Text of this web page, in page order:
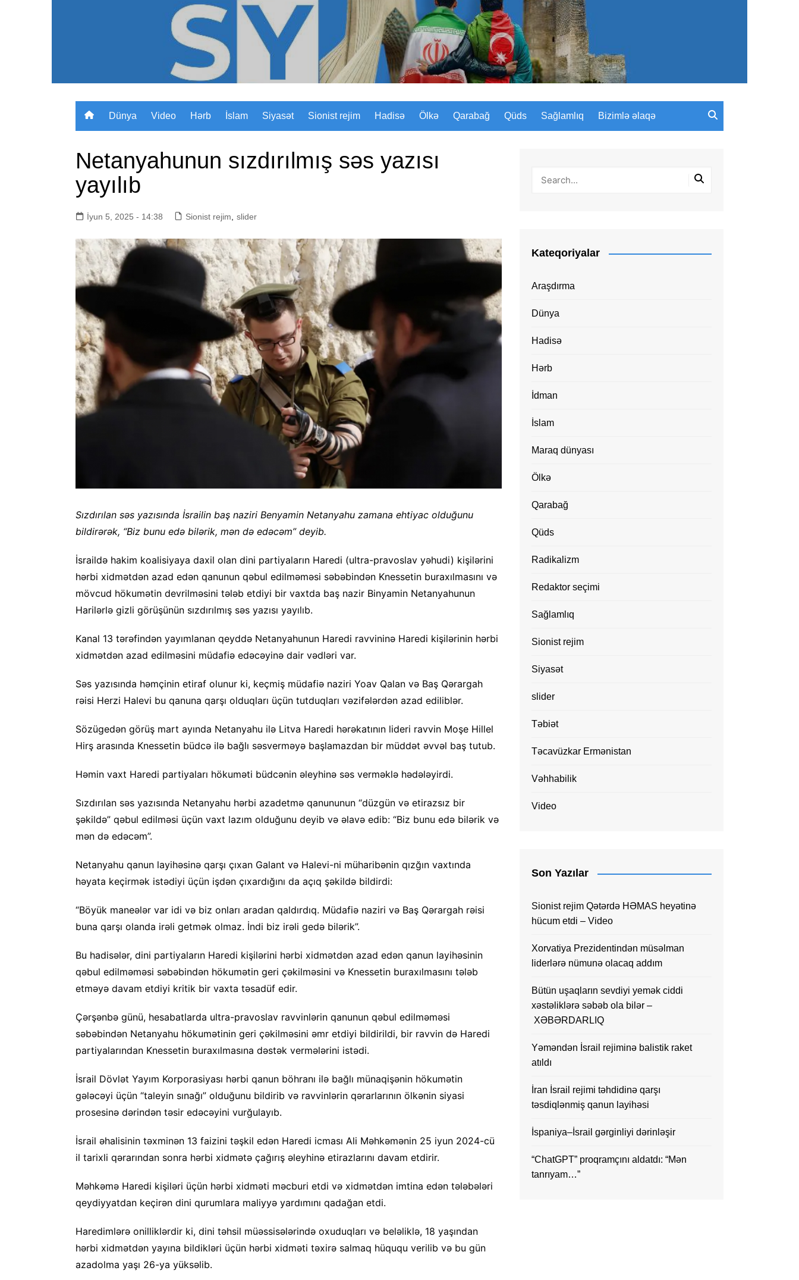
Sizinyol.org
Dünya Video Hərb İslam Siyasət Sionist rejim Hadisə Ölkə Qarabağ Qüds Sağlamlıq Bizimlə əlaqə
Netanyahunun sızdırılmış səs yazısı
yayılıb
İyun 5, 2025 - 14:38 Sionist rejim slider
Sızdırılan səs yazısında İsrailin baş naziri Benyamin Netanyahu zamana ehtiyac olduğunu
bildirərək, “Biz bunu edə bilərik, mən də edəcəm” deyib.
İsraildə hakim koalisiyaya daxil olan dini partiyaların Haredi (ultra-pravoslav yəhudi) kişilərini
hərbi xidmətdən azad edən qanunun qəbul edilməməsi səbəbindən Knessetin buraxılmasını və
mövcud hökumətin devrilməsini tələb etdiyi bir vaxtda baş nazir Binyamin Netanyahunun
Harilərlə gizli görüşünün sızdırılmış səs yazısı yayılıb.
Kanal 13 tərəfindən yayımlanan qeyddə Netanyahunun Haredi ravvininə Haredi kişilərinin hərbi
xidmətdən azad edilməsini müdafiə edəcəyinə dair vədləri var.
Səs yazısında həmçinin etiraf olunur ki, keçmiş müdafiə naziri Yoav Qalan və Baş Qərargah
rəisi Herzi Halevi bu qanuna qarşı olduqları üçün tutduqları vəzifələrdən azad ediliblər.
Sözügedən görüş mart ayında Netanyahu ilə Litva Haredi hərəkatının lideri ravvin Moşe Hillel
Hirş arasında Knessetin büdcə ilə bağlı səsverməyə başlamazdan bir müddət əvvəl baş tutub.
Həmin vaxt Haredi partiyaları hökuməti büdcənin əleyhinə səs verməklə hədələyirdi.
Sızdırılan səs yazısında Netanyahu hərbi azadetmə qanununun “düzgün və etirazsız bir
şəkildə” qəbul edilməsi üçün vaxt lazım olduğunu deyib və əlavə edib: “Biz bunu edə bilərik və
mən də edəcəm”.
Netanyahu qanun layihəsinə qarşı çıxan Galant və Halevi-ni müharibənin qızğın vaxtında
həyata keçirmək istədiyi üçün işdən çıxardığını da açıq şəkildə bildirdi:
“Böyük maneələr var idi və biz onları aradan qaldırdıq. Müdafiə naziri və Baş Qərargah rəisi
buna qarşı olanda irəli getmək olmaz. İndi biz irəli gedə bilərik”.
Bu hadisələr, dini partiyaların Haredi kişilərini hərbi xidmətdən azad edən qanun layihəsinin
qəbul edilməməsi səbəbindən hökumətin geri çəkilməsini və Knessetin buraxılmasını tələb
etməyə davam etdiyi kritik bir vaxta təsadüf edir.
Çərşənbə günü, hesabatlarda ultra-pravoslav ravvinlərin qanunun qəbul edilməməsi
səbəbindən Netanyahu hökumətinin geri çəkilməsini əmr etdiyi bildirildi, bir ravvin də Haredi
partiyalarından Knessetin buraxılmasına dəstək vermələrini istədi.
İsrail Dövlət Yayım Korporasiyası hərbi qanun böhranı ilə bağlı münaqişənin hökumətin
gələcəyi üçün “taleyin sınağı” olduğunu bildirib və ravvinlərin qərarlarının ölkənin siyasi
prosesinə dərindən təsir edəcəyini vurğulayıb.
İsrail əhalisinin təxminən 13 faizini təşkil edən Haredi icması Ali Məhkəmənin 25 iyun 2024-cü
il tarixli qərarından sonra hərbi xidmətə çağırış əleyhinə etirazlarını davam etdirir.
Məhkəmə Haredi kişiləri üçün hərbi xidməti məcburi etdi və xidmətdən imtina edən tələbələri
qeydiyyatdan keçirən dini qurumlara maliyyə yardımını qadağan etdi.
Haredimlərə onilliklərdir ki, dini təhsil müəssisələrində oxuduqları və beləliklə, 18 yaşından
hərbi xidmətdən yayına bildikləri üçün hərbi xidməti təxirə salmaq hüququ verilib və bu gün
azadolma yaşı 26-ya yüksəlib.
Kateqoriyalar
Araşdırma
Dünya
Hadisə
Hərb
İdman
İslam
Maraq dünyası
Ölkə
Qarabağ
Qüds
Radikalizm
Redaktor seçimi
Sağlamlıq
Sionist rejim
Siyasət
slider
Təbiət
Təcavüzkar Ermənistan
Vəhhabilik
Video
Son Yazılar
Sionist rejim Qətərdə HƏMAS heyətinə
hücum etdi – Video
Xorvatiya Prezidentindən müsəlman
liderlərə nümunə olacaq addım
Bütün uşaqların sevdiyi yemək ciddi
xəstəliklərə səbəb ola bilər –
XƏBƏRDARLIQ
Yəməndən İsrail rejiminə balistik raket
atıldı
İran İsrail rejimi təhdidinə qarşı
təsdiqlənmiş qanun layihəsi
İspaniya–İsrail gərginliyi dərinləşir
“ChatGPT” proqramçını aldatdı: “Mən
tanrıyam…”